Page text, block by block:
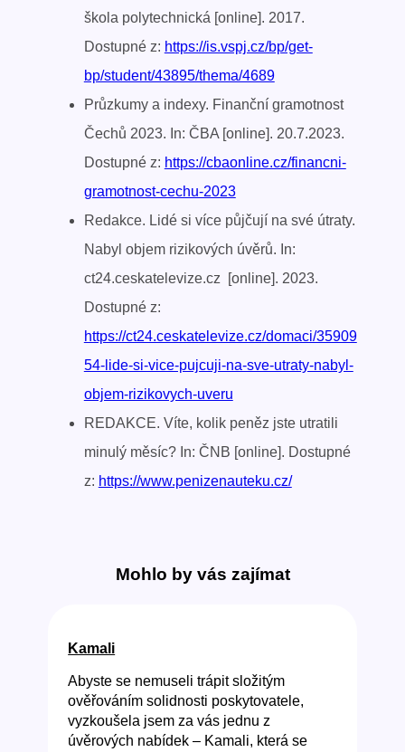
škola polytechnická [online]. 2017.
Dostupné z: https://is.vspj.cz/bp/get-
bp/student/43895/thema/4689
Průzkumy a indexy. Finanční gramotnost
Čechů 2023. In: ČBA [online]. 20.7.2023.
Dostupné z: https://cbaonline.cz/financni-
gramotnost-cechu-2023
Redakce. Lidé si více půjčují na své útraty.
Nabyl objem rizikových úvěrů. In:
ct24.ceskatelevize.cz [online]. 2023.
Dostupné z:
https://ct24.ceskatelevize.cz/domaci/35909
54-lide-si-vice-pujcuji-na-sve-utraty-nabyl-
objem-rizikovych-uveru
REDAKCE. Víte, kolik peněz jste utratili
minulý měsíc? In: ČNB [online]. Dostupné
z: https://www.penizenauteku.cz/
Mohlo by vás zajímat
Kamali
Abyste se nemuseli trápit složitým
ověřováním solidnosti poskytovatele,
vyzkoušela jsem za vás jednu z
úvěrových nabídek – Kamali, která se